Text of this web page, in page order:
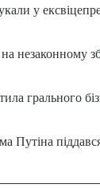
у
незаконному
грального
Путіна